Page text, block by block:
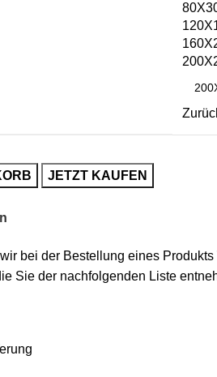
JETZT KAUFEN
bei der Bestellung eines
Sie der nachfolgenden Liste